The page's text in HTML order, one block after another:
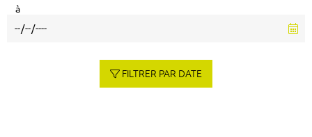
à
FILTRER PAR DATE